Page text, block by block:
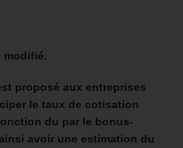
modifié.
proposé aux entreprises
le taux de cotisation
du par le bonus-
avoir une estimation du